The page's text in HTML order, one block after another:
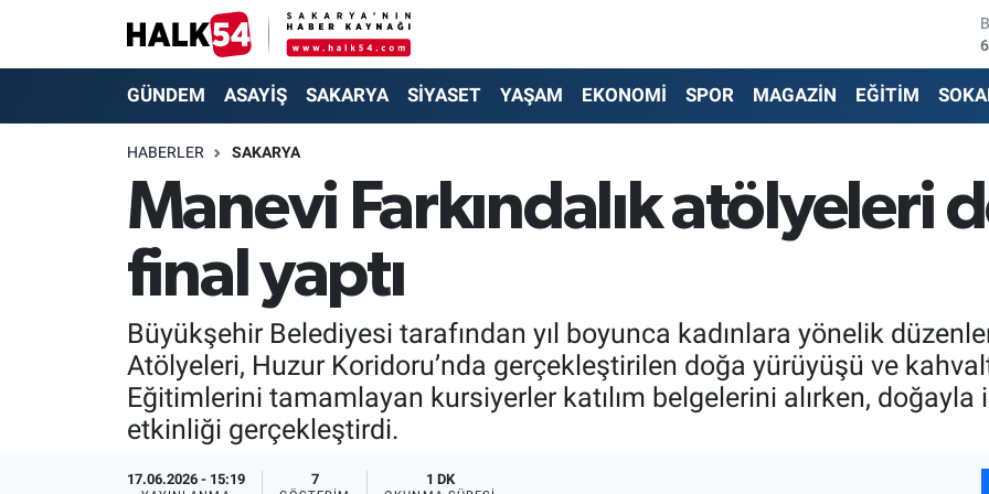
GÜNDEM ASAYİŞ SAKARYA SİYASET YAŞAM EKONOMİ SPOR MAGAZİN EĞİTİM
HABERLER SAKARYA
Manevi Farkındalık atölyeleri
final yaptı
Büyükşehir Belediyesi tarafından yıl boyunca kadınlara yönelik
Atölyeleri, Huzur Koridoru’nda gerçekleştirilen doğa yürüyüşü ve
Eğitimlerini tamamlayan kursiyerler katılım belgelerini alırken, doğayla
etkinliği gerçekleştirdi.
17.06.2026 - 15:19 7 1 DK
GÜNDEM
SAKARYA
EKONOMİ
SOKAK RÖPORTAJLARI
Adapazarı Nöbetçi Eczaneler
Adapazarı Trafik Yoğunluk Haritası
Süper Lig Puan Durumu ve Fikstür
Son Dakika Haberleri
Haber Arşivi